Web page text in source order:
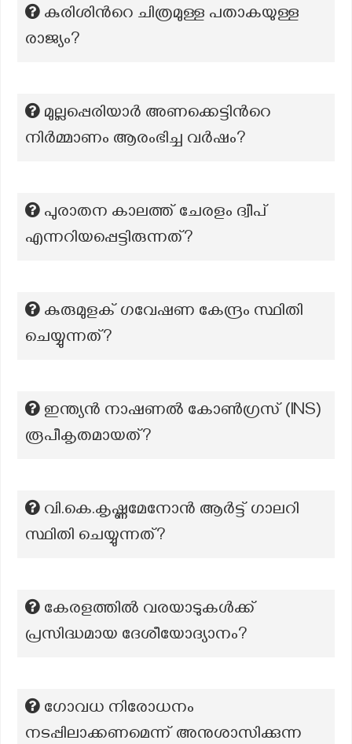
കുരിശിൻറെ ചിത്രമുള്ള പതാകയുള്ള
രാജ്യം?
മുല്ലപ്പെരിയാർ അണക്കെട്ടിന്‍റെ
നിർമ്മാണം ആരംഭിച്ച വർഷം?
പുരാതന കാലത്ത് ചേരളം ദ്വീപ്
എന്നറിയപ്പെട്ടിരുന്നത്?
കുരുമുളക് ഗവേഷണ കേന്ദ്രം സ്ഥിതി
ചെയ്യുന്നത്?
ഇന്ത്യൻ നാഷണൽ കോൺഗ്രസ് (INS)
രൂപീകൃതമായത്?
വി.കെ.കൃഷ്ണമേനോൻ ആർട്ട് ഗാലറി
സ്ഥിതി ചെയ്യുന്നത്?
കേരളത്തിൽ വരയാടുകൾക്ക്
പ്രസിദ്ധമായ ദേശീയോദ്യാനം?
ഗോവധ നിരോധനം
നടപ്പിലാക്കണമെന്ന് അനുശാസിക്കുന്ന